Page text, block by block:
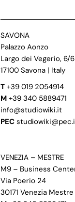
SAVONA
Palazzo Aonzo
Largo dei Vegerio, 6/
17100 Savona | Italy
T +39 019 2054914
M +39 340 5889471
info@studiowiki.it
PEC
VENEZIA – MESTRE
M9 – Business
Via Poerio 24
30171 Venezia